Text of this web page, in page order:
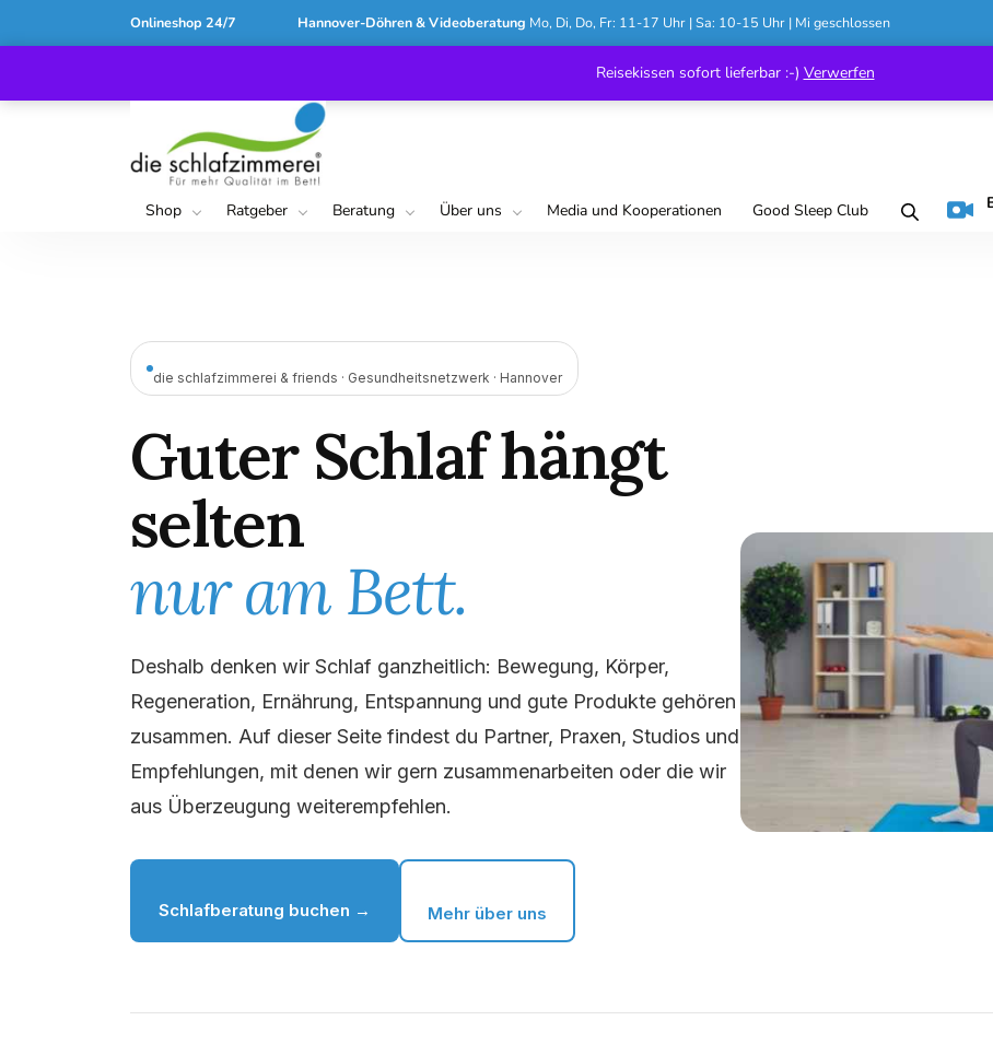
Onlineshop 24/7 Hannover-Döhren & Videoberatung Mo, Di, Do, Fr: 11-17 Uhr | Sa: 10-15 Uhr | Mi geschlossen
Reisekissen sofort lieferbar :-) Verwerfen
Shop Ratgeber Beratung Über uns Media und Kooperationen Good Sleep Club
die schlafzimmerei & friends · Gesundheitsnetzwerk · Hannover
Guter Schlaf hängt
selten
nur am Bett.
Deshalb denken wir Schlaf ganzheitlich: Bewegung, Körper,
Regeneration, Ernährung, Entspannung und gute Produkte gehören
zusammen. Auf dieser Seite findest du Partner, Praxen, Studios und
Empfehlungen, mit denen wir gern zusammenarbeiten oder die wir
aus Überzeugung weiterempfehlen.
Schlafberatung buchen → Mehr über uns